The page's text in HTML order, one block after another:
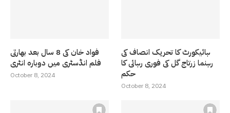
فواد خان کی 8 سال بعد بھارتی
فلم انڈسٹری میں دوبارہ انٹری
October 8, 2024
ہائیکورٹ کا تحریک انصاف کی
رہنما زرتاج گل کی فوری رہائی کا
حکم
October 8, 2024